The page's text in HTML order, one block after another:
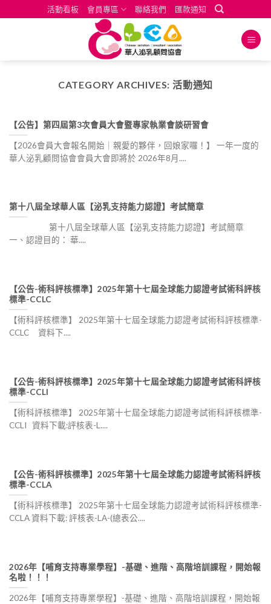
to
活動看板 會員專區 聯絡我們 匯款通知
CATEGORY ARCHIVES: 活動通知
【公告】第四屆第3次會員大會暨專家執業會談研習會
【2026會員大會報名開始｜親愛的夥伴，回娘家囉！】 一年一度的
華人泌乳顧問協會會員大會即將於 2026年8月....
第十八屆全球華人區【泌乳支持能力認證】考試簡章
第十八屆全球華人區【泌乳支持能力認證】考試簡章
一、認證目的： 華....
【公告-術科評核標準】2025年第十七屆全球能力認證考試術科評核
標準-CCLC
【術科評核標準】 2025年第十七屆全球能力認證考試術科評核標準-
CCLC 資料下....
【公告-術科評核標準】2025年第十七屆全球能力認證考試術科評核
標準-CCLI
【術科評核標準】 2025年第十七屆全球能力認證考試術科評核標準-
CCLI 資料下載:評核表-L....
【公告-術科評核標準】2025年第十七屆全球能力認證考試術科評核
標準-CCLA
【術科評核標準】 2025年第十七屆全球能力認證考試術科評核標準-
CCLA 資料下載: 評核表-LA-(總表公....
2026年【哺育支持專業學程】-基礎、進階、高階培訓課程，開始報
名啦！！！
2026年【哺育支持專業學程】-基礎、進階、高階培訓課程，開始報